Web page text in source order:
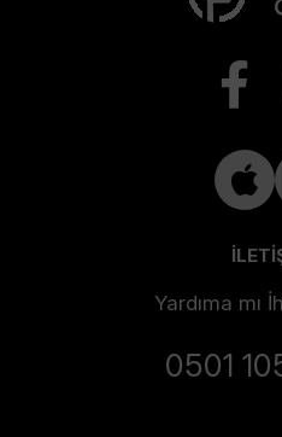
Yardıma mı
0501